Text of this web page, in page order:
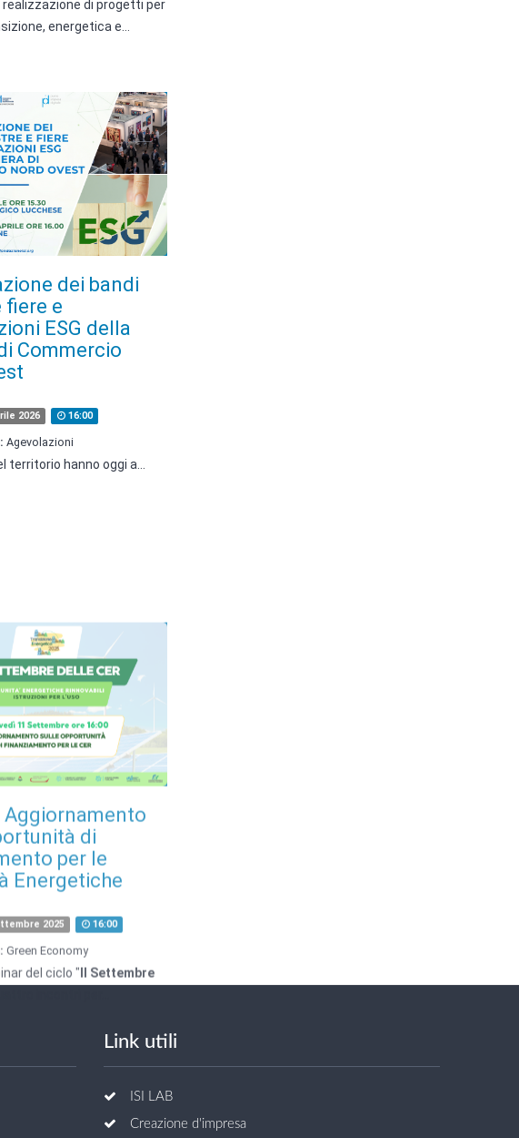
di progetti per
energetica e…
dei bandi
fiere e
ESG della
Commercio
2026 16:00
Agevolazioni
territorio hanno oggi a…
di
per le
Energetiche
2025 16:00
Green Economy
del ciclo "Il Settembre
incontri per…
Link utili
ISI LAB
Creazione d'impresa